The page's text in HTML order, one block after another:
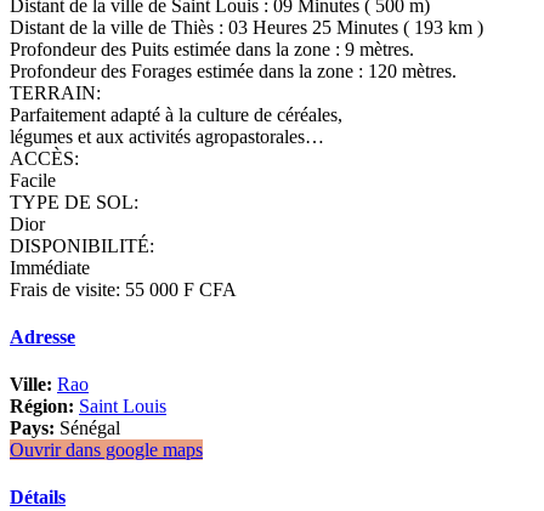
Distant de la ville de Saint Louis : 09 Minutes ( 500 m)
Distant de la ville de Thiès : 03 Heures 25 Minutes ( 193 km )
Profondeur des Puits estimée dans la zone : 9 mètres.
Profondeur des Forages estimée dans la zone : 120 mètres.
TERRAIN:
Parfaitement adapté à la culture de céréales,
légumes et aux activités agropastorales…
ACCÈS:
Facile
TYPE DE SOL:
Dior
DISPONIBILITÉ:
Immédiate
Frais de visite: 55 000 F CFA
Adresse
Ville: Rao
Région: Saint Louis
Pays: Sénégal
Ouvrir dans google maps
Détails